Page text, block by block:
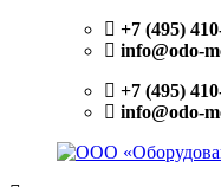
+7 (495)
info@odo-
+7 (495)
info@odo-